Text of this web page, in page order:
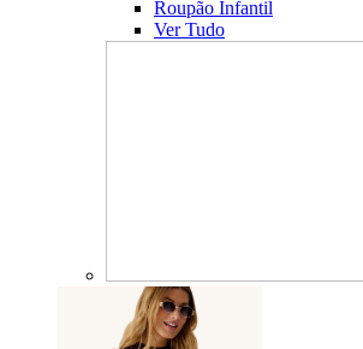
Roupão Infantil
Ver Tudo